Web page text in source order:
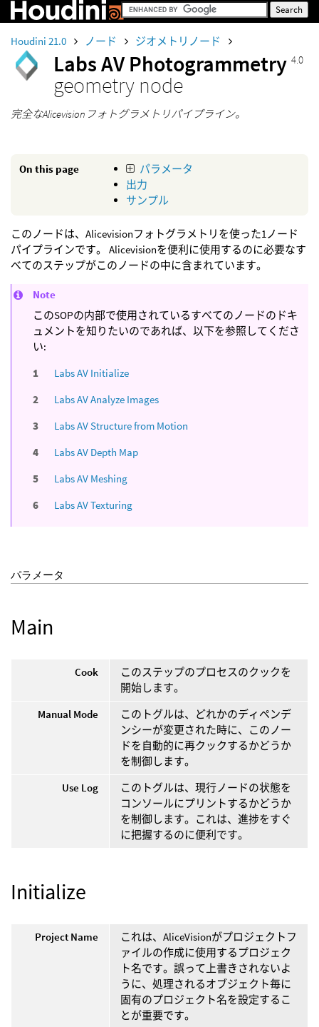
Houdini 21.0 ノード ジオメトリノード
Labs AV Photogrammetry 4.0
geometry node
完全なAlicevisionフォトグラメトリパイプライン。
On this page
パラメータ
出力
サンプル
このノードは、Alicevisionフォトグラメトリを使った1ノード
パイプラインです。 Alicevisionを便利に使用するのに必要なす
べてのステップがこのノードの中に含まれています。
Note
このSOPの内部で使用されているすべてのノードのドキ
ュメントを知りたいのであれば、以下を参照してくださ
い:
Labs AV Initialize
Labs AV Analyze Images
Labs AV Structure from Motion
Labs AV Depth Map
Labs AV Meshing
Labs AV Texturing
パラメータ
Main
Cook
このステップのプロセスのクックを
開始します。
Manual Mode
このトグルは、どれかのディペンデ
ンシーが変更された時に、このノー
ドを自動的に再クックするかどうか
を制御します。
Use Log
このトグルは、現行ノードの状態を
コンソールにプリントするかどうか
を制御します。これは、進捗をすぐ
に把握するのに便利です。
Initialize
Project Name
これは、AliceVisionがプロジェクトフ
ァイルの作成に使用するプロジェク
ト名です。誤って上書きされないよ
うに、処理されるオブジェクト毎に
固有のプロジェクト名を設定するこ
とが重要です。